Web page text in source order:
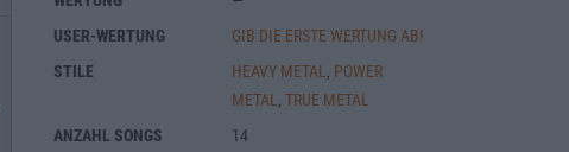
USER-WERTUNG
GIB DIE ERSTE WERTUNG AB!
STILE
HEAVY METAL , POWER
METAL , TRUE METAL
ANZAHL SONGS
14